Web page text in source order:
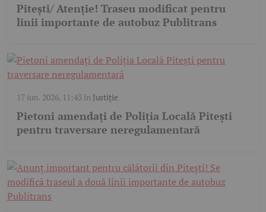
Pitești/ Atenție! Traseu modificat pentru
linii importante de autobuz Publitrans
17 iun. 2026, 11:43în Justiție
Pietoni amendați de Poliția Locală Pitești
pentru traversare neregulamentară